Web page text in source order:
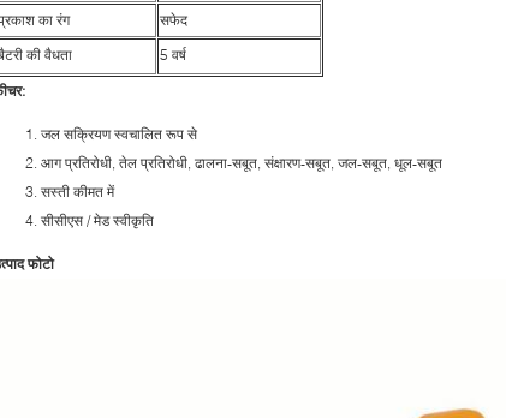
का रंग
सफेद
की वैधता
5 वर्ष
जल सक्रियण स्वचालित रूप से
आग प्रतिरोधी, तेल प्रतिरोधी, ढालना-सबूत, संक्षारण-सबूत, जल-सबूत, धूल-सबूत
सस्ती कीमत में
सीसीएस / मेड स्वीकृति
फोटो